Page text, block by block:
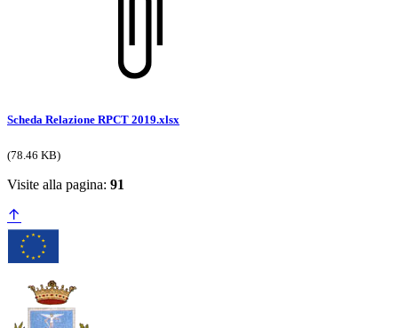
Scheda Relazione RPCT 2019.xlsx
(78.46 KB)
Visite alla pagina: 91